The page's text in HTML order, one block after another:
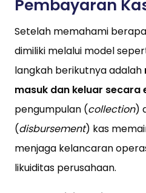
Pembayaran
Setelah memahami
dimiliki melalui model
langkah berikutnya adalah
masuk dan keluar secara
pengumpulan (collection)
(disbursement) kas
menjaga kelancaran
likuiditas perusahaan.